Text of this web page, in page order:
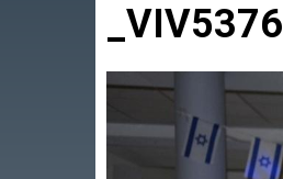
_VIV5376